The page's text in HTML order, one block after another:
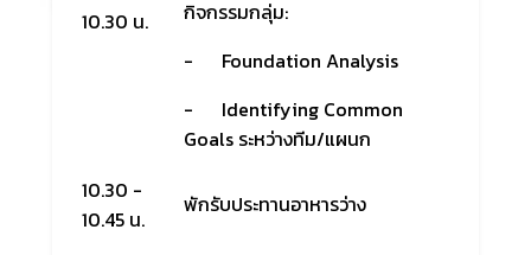
10.30 น.
กิจกรรมกลุ่ม:
- Foundation Analysis
- Identifying Common
Goals ระหว่างทีม/แผนก
10.30 -
10.45 น.
พักรับประทานอาหารว่าง